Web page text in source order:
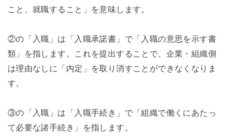
こと、就職すること」を意味します。
②の「入職」は「入職承諾書」で「入職の意思を示す書
類」を指します。これを提出することで、企業・組織側
は理由なしに「内定」を取り消すことができなくなりま
す。
③の「入職」は「入職手続き」で「組織で働くにあたっ
て必要な諸手続き」を指します。